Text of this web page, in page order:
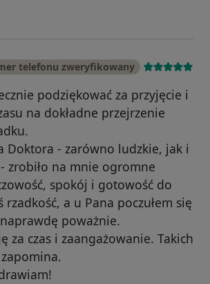
telefonu zweryfikowany
podziękować za przyjęcie i
na dokładne przejrzenie
Doktora - zarówno ludzkie, jak i
zrobiło na mnie ogromne
spokój i gotowość do
a u Pana poczułem się
poważnie.
za czas i zaangażowanie. Takich